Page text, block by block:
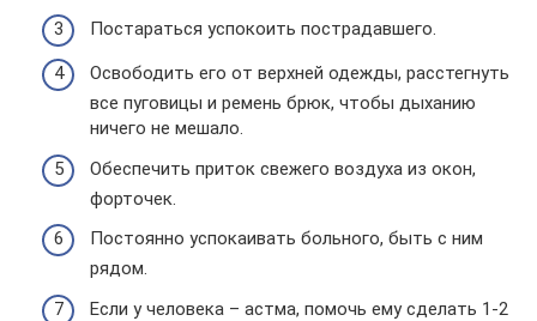
Постараться успокоить пострадавшего.
Освободить его от верхней одежды, расстегнуть
все пуговицы и ремень брюк, чтобы дыханию
ничего не мешало.
Обеспечить приток свежего воздуха из окон,
форточек.
Постоянно успокаивать больного, быть с ним
рядом.
Если у человека – астма, помочь ему сделать 1-2